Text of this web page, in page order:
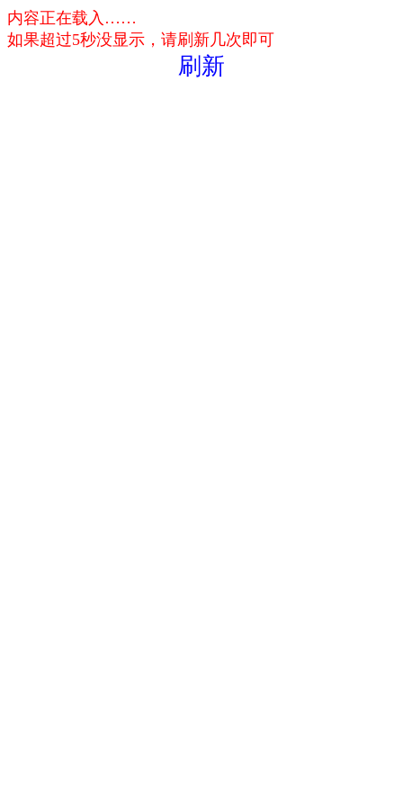
内容正在载入……
如果超过5秒没显示，请刷新几次即可
刷新